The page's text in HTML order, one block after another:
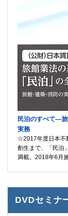
民泊のすべて―
実務
☆2017年度日本不
創生まで、「民泊
満載。2018年6月
DVDセミナ